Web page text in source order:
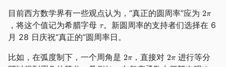
目前西方数学界有一些观点认为，“真正的圆周率”应为
，将这个值记为希腊字母
。新圆周率的支持者们选择在 6
月 28 日庆祝“真正的”圆周率日。
比如，在弧度制下，一个周角是
，直接对
进行等分